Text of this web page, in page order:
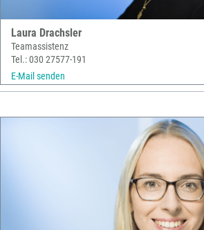
Laura Drachsler
Teamassistenz
Tel.: 030 27577-191
E-Mail senden